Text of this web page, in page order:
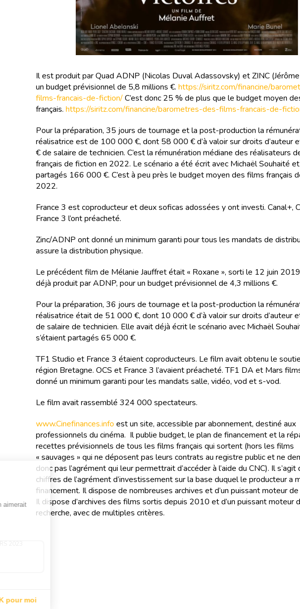
Il est produit par Quad ADNP (Nicolas Duval Adassovsky) et ZINC
un budget prévisionnel de 5,8 millions €. https://siritz.com/financine/
films-francais-de-fiction/C’est donc 25 % de plus que le budget moyen
français. https://siritz.com/financine/barometres-des-films-francais-de-
Pour la préparation, 35 jours de tournage et la post-production la
réalisatrice est de 100 000 €, dont 58 000 € d’à valoir sur droits d’auteur
€ de salaire de technicien. C’est la rémunération médiane des réalisateurs
français de fiction en 2022. Le scénario a été écrit avec Michaël Souhaité
partagés 166 000 €. C’est à peu près le budget moyen des films français
2022.
France 3 est coproducteur et deux soficas adossées y ont investi. Canal+,
France 3 l’ont préacheté.
Zinc/ADNP ont donné un minimum garanti pour tous les mandats de
assure la distribution physique.
Le précédent film de Mélanie Jauffret était « Roxane », sorti le 12 juin
déjà produit par ADNP, pour un budget prévisionnel de 4,3 millions €.
Pour la préparation, 36 jours de tournage et la post-production la
réalisatrice était de 51 000 €, dont 10 000 € d’à valoir sur droits d’auteur
de salaire de technicien. Elle avait déjà écrit le scénario avec Michaël
s’étaient partagés 65 000 €.
TF1 Studio et France 3 étaient coproducteurs. Le film avait obtenu le
région Bretagne. OCS et France 3 l’avaient préacheté. TF1 DA et Mars
donné un minimum garanti pour les mandats salle, vidéo, vod et s-vod.
Le film avait rassemblé 324 000 spectateurs.
www.Cinefinances.info est un site, accessible par abonnement, destiné aux
professionnels du cinéma. Il publie budget, le plan de financement et la
recettes prévisionnels de tous les films français qui sortent (hors les films
« sauvages » qui ne déposent pas leurs contrats au registre public et ne
donc pas l’agrément qui leur permettrait d’accéder à l’aide du CNC). Il s’agit
chiffres de l’agrément d’investissement sur la base duquel le producteur a
financement. Il dispose de nombreuses archives et d’un puissant moteur de
Il dispose d’archives des films sortis depuis 2010 et d’un puissant moteur
recherche, avec de multiples critères.